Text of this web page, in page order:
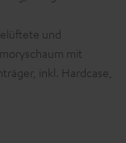
und
mit
inkl. Hardcase,